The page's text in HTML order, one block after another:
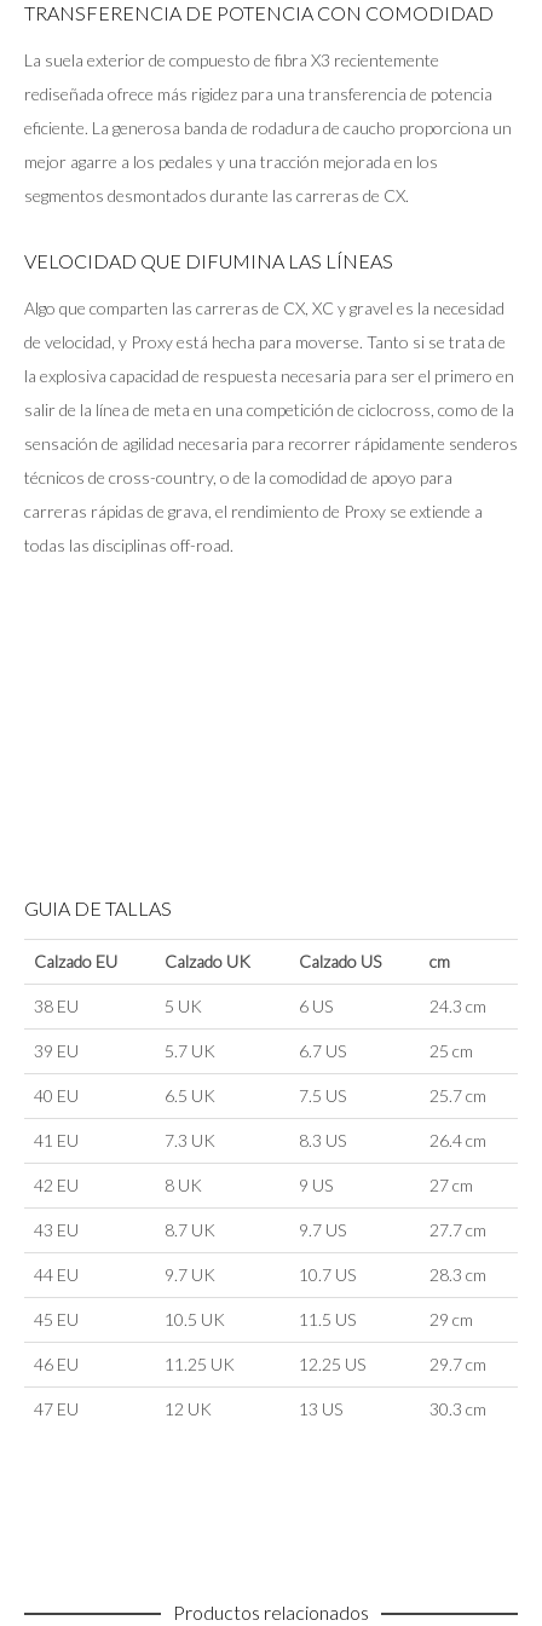
TRANSFERENCIA DE POTENCIA CON COMODIDAD
La suela exterior de compuesto de fibra X3 recientemente
rediseñada ofrece más rigidez para una transferencia de potencia
eficiente. La generosa banda de rodadura de caucho proporciona un
mejor agarre a los pedales y una tracción mejorada en los
segmentos desmontados durante las carreras de CX.
VELOCIDAD QUE DIFUMINA LAS LÍNEAS
Algo que comparten las carreras de CX, XC y gravel es la necesidad
de velocidad, y Proxy está hecha para moverse. Tanto si se trata de
la explosiva capacidad de respuesta necesaria para ser el primero en
salir de la línea de meta en una competición de ciclocross, como de la
sensación de agilidad necesaria para recorrer rápidamente senderos
técnicos de cross-country, o de la comodidad de apoyo para
carreras rápidas de grava, el rendimiento de Proxy se extiende a
todas las disciplinas off-road.
GUIA DE TALLAS
Calzado EU Calzado UK Calzado US cm
38 EU 5 UK 6 US 24.3 cm
39 EU 5.7 UK 6.7 US 25 cm
40 EU 6.5 UK 7.5 US 25.7 cm
41 EU 7.3 UK 8.3 US 26.4 cm
42 EU 8 UK 9 US 27 cm
43 EU 8.7 UK 9.7 US 27.7 cm
44 EU 9.7 UK 10.7 US 28.3 cm
45 EU 10.5 UK 11.5 US 29 cm
46 EU 11.25 UK 12.25 US 29.7 cm
47 EU 12 UK 13 US 30.3 cm
Productos relacionados